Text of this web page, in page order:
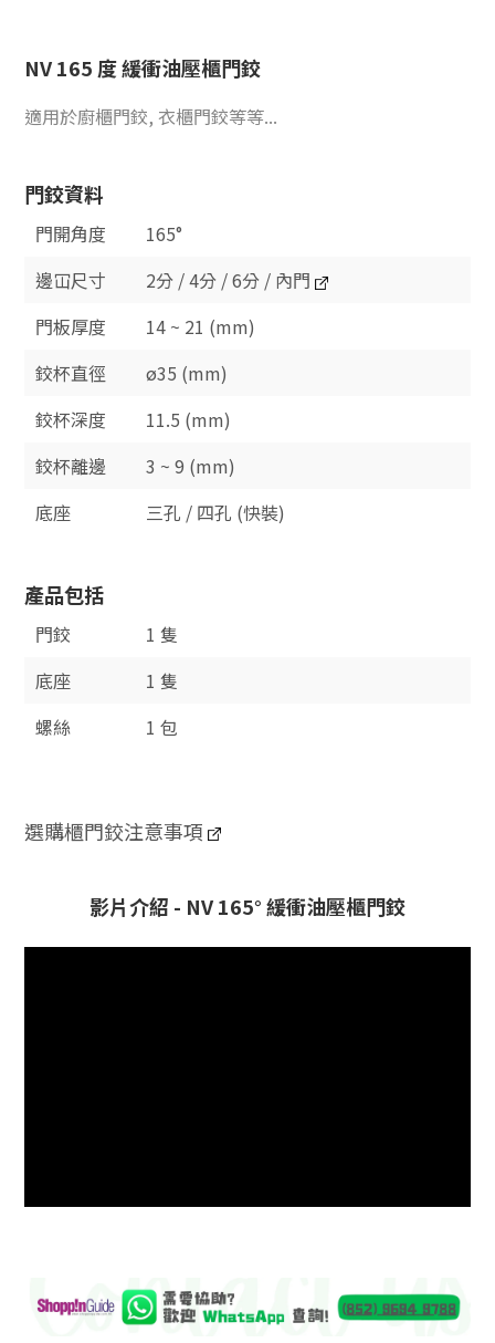
NV 165 度 緩衝油壓櫃門鉸
適用於廚櫃門鉸, 衣櫃門鉸等等...
門鉸資料
門開角度
165°
邊冚尺寸
2分 / 4分 / 6分 / 內門
門板厚度
14 ~ 21 (mm)
鉸杯直徑
ø35 (mm)
鉸杯深度
11.5 (mm)
鉸杯離邊
3 ~ 9 (mm)
底座
三孔 / 四孔 (快裝)
產品包括
門鉸
1 隻
底座
1 隻
螺絲
1 包
選購櫃門鉸注意事項
影片介紹 - NV 165° 緩衝油壓櫃門鉸